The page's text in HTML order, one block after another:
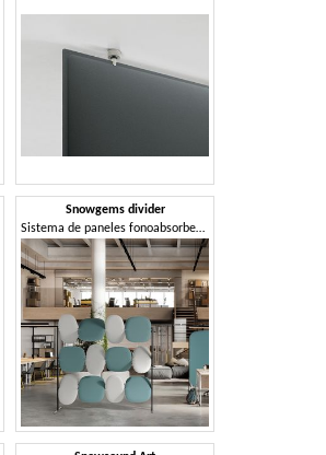
Snowgems divider
Sistema de paneles fonoabsorbentes